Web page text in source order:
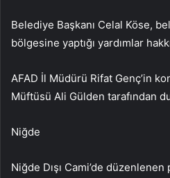
Belediye Başkanı Celal Köse,
bölgesine yaptığı yardımlar
AFAD İl Müdürü Rifat Genç’in
Müftüsü Ali Gülden tarafından
Niğde
Niğde Dışı Cami’de düzenlenen